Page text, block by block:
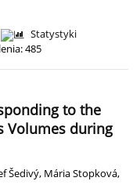
Statystyki
485
to the
Volumes during
Šedivý, Mária Stopková,